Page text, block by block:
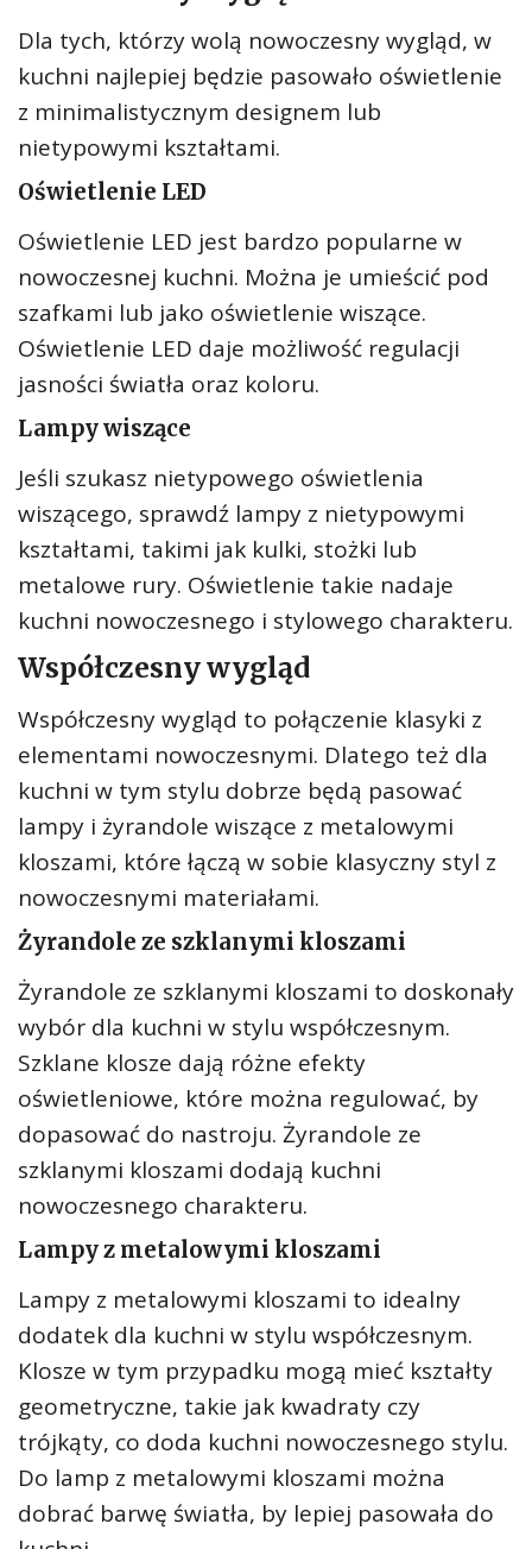
Dla tych, którzy wolą nowoczesny wygląd, w
kuchni najlepiej będzie pasowało oświetlenie
z minimalistycznym designem lub
nietypowymi kształtami.
Oświetlenie LED
Oświetlenie LED jest bardzo popularne w
nowoczesnej kuchni. Można je umieścić pod
szafkami lub jako oświetlenie wiszące.
Oświetlenie LED daje możliwość regulacji
jasności światła oraz koloru.
Lampy wiszące
Jeśli szukasz nietypowego oświetlenia
wiszącego, sprawdź lampy z nietypowymi
kształtami, takimi jak kulki, stożki lub
metalowe rury. Oświetlenie takie nadaje
kuchni nowoczesnego i stylowego charakteru.
Współczesny wygląd
Współczesny wygląd to połączenie klasyki z
elementami nowoczesnymi. Dlatego też dla
kuchni w tym stylu dobrze będą pasować
lampy i żyrandole wiszące z metalowymi
kloszami, które łączą w sobie klasyczny styl z
nowoczesnymi materiałami.
Żyrandole ze szklanymi kloszami
Żyrandole ze szklanymi kloszami to doskonały
wybór dla kuchni w stylu współczesnym.
Szklane klosze dają różne efekty
oświetleniowe, które można regulować, by
dopasować do nastroju. Żyrandole ze
szklanymi kloszami dodają kuchni
nowoczesnego charakteru.
Lampy z metalowymi kloszami
Lampy z metalowymi kloszami to idealny
dodatek dla kuchni w stylu współczesnym.
Klosze w tym przypadku mogą mieć kształty
geometryczne, takie jak kwadraty czy
trójkąty, co doda kuchni nowoczesnego stylu.
Do lamp z metalowymi kloszami można
dobrać barwę światła, by lepiej pasowała do